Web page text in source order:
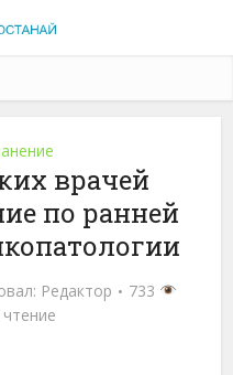
врачей
по ранней
Редактор
733